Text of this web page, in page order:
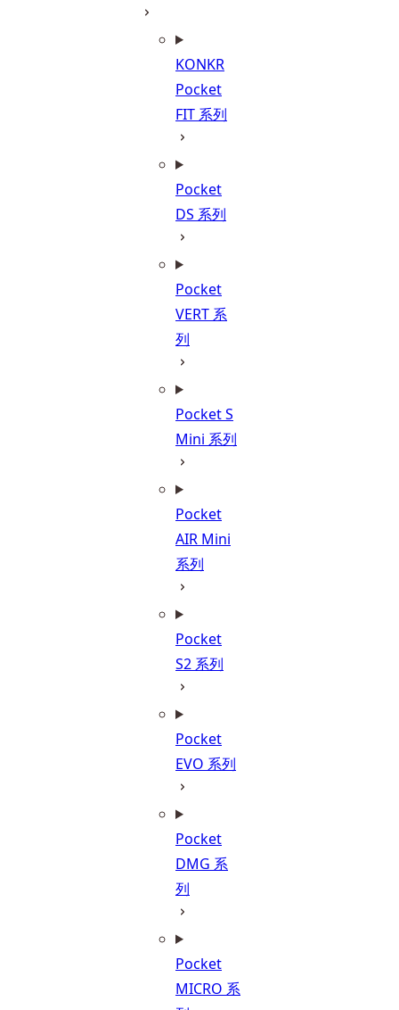
KONKR
Pocket
FIT 系列
Pocket
DS 系列
Pocket
VERT 系
列
Pocket S
Mini 系列
Pocket
AIR Mini
系列
Pocket
S2 系列
Pocket
EVO 系列
Pocket
DMG 系
列
Pocket
MICRO 系